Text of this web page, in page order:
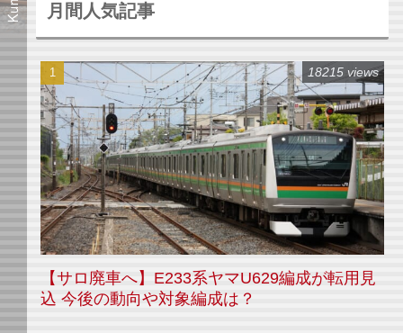
月間人気記事
【サロ廃車へ】E233系ヤマU629編成が転用見
込 今後の動向や対象編成は？
18215 views